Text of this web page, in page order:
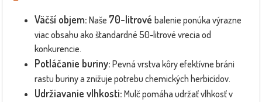
Väčší objem: Naše 70-litrové balenie ponúka výrazne
viac obsahu ako štandardné 50-litrové vrecia od
konkurencie.
Potláčanie buriny: Pevná vrstva kôry efektívne bráni
rastu buriny a znižuje potrebu chemických herbicídov.
Udržiavanie vlhkosti: Mulč pomáha udržať vlhkosť v